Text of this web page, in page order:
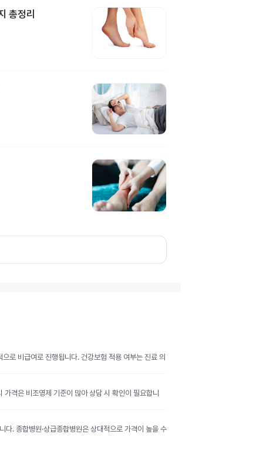
총정리
로 비급여로 진행됩니다. 건강보험 적용 여부는 진료 의
격은 비조영제 기준이 많아 상담 시 확인이 필요합니
. 종합병원·상급종합병원은 상대적으로 가격이 높을 수